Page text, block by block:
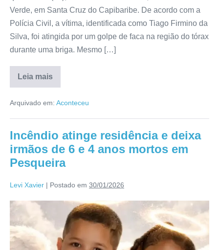
Verde, em Santa Cruz do Capibaribe. De acordo com a
Polícia Civil, a vítima, identificada como Tiago Firmino da
Silva, foi atingida por um golpe de faca na região do tórax
durante uma briga. Mesmo […]
Leia mais
Arquivado em: Aconteceu
Incêndio atinge residência e deixa
irmãos de 6 e 4 anos mortos em
Pesqueira
Levi Xavier | Postado em 30/01/2026